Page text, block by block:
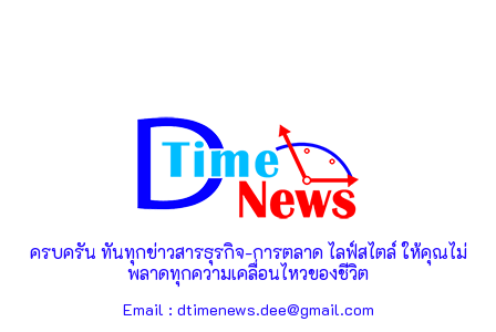
ครบครัน ทันทุกข่าวสารธุรกิจ-การตลาด ไลฟ์สไตล์ ให้คุณไม่
พลาดทุกความเคลื่อนไหวของชีวิต
Email : dtimenews.dee@gmail.com